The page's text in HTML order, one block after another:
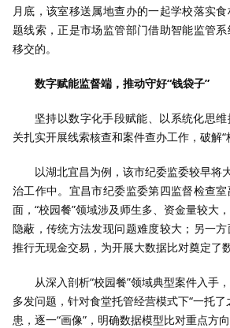
月底，该室移送属地查办的一起学校落实
题线索，正是市场监管部门借助智能监管
移交的。
数字赋能监督端，推动守好“钱袋子”
坚持以数字化手段赋能、以系统化思
关扎实开展线索核查和案件查办工作，破解“
以湖北宜昌为例，该市纪委监委较早将
治工作中。宜昌市纪委监委第四监督检查
面，“校园餐”领域涉及师生多、资金量较大
隐蔽，传统方法发现问题难度较大；另一
推行无现金交易，为开展大数据比对奠定了
从深入剖析“校园餐”领域典型案件入手
多发问题，针对食堂托管经营模式下“一托
患，逐一“画像”，明确数据模型比对重点方